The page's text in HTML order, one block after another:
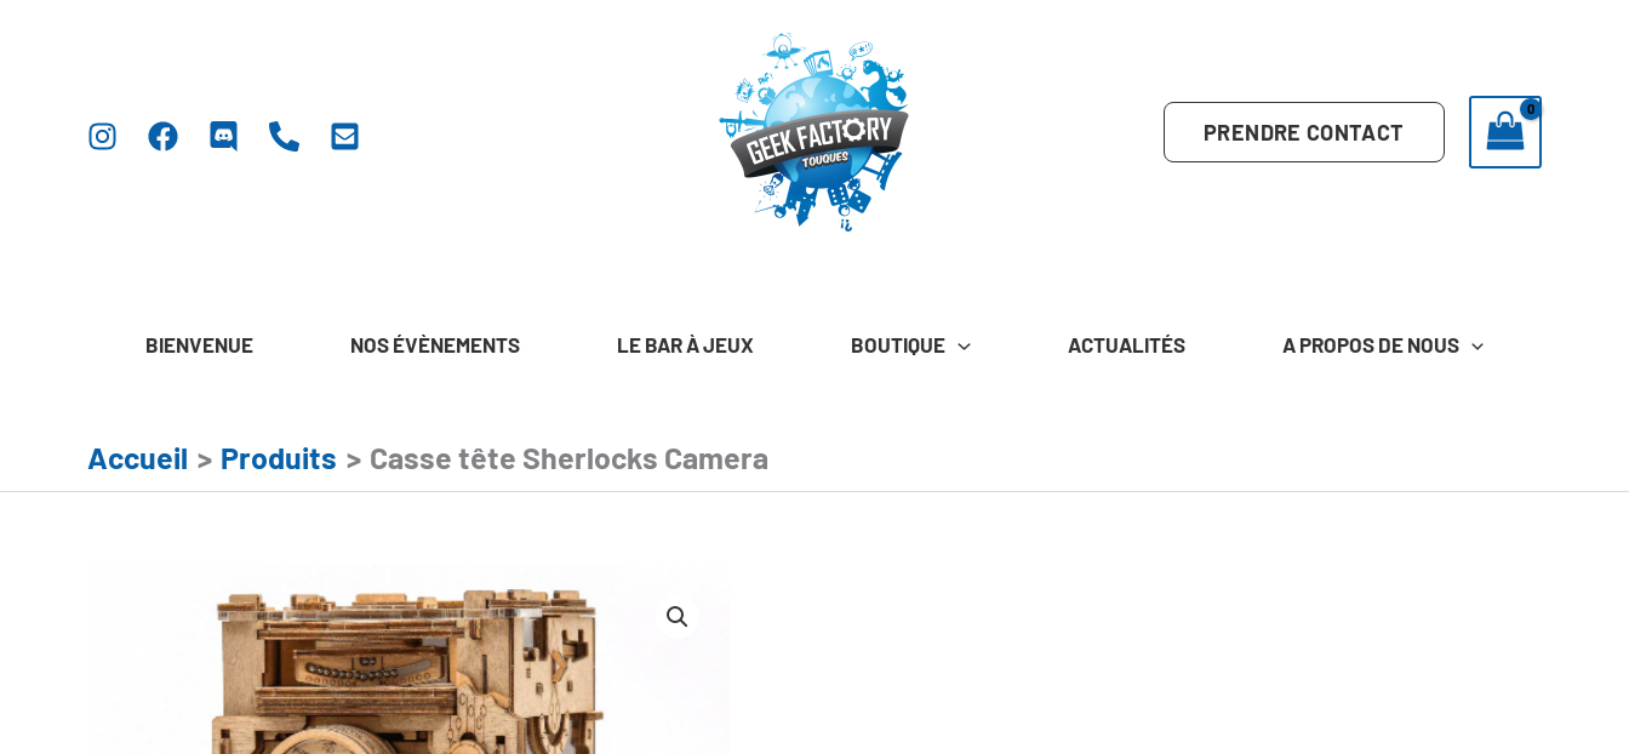
contenu
PRENDRE CONTACT
BIENVENUE NOS ÉVÈNEMENTS LE BAR À JEUX BOUTIQUE ACTUALITÉS A PROPOS DE NOUS
Accueil Produits Casse tête Sherlocks Camera